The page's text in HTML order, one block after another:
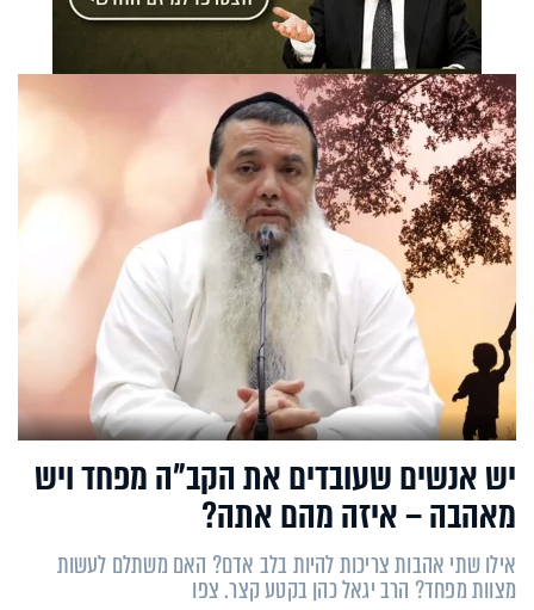
יש אנשים שעובדים את הקב"ה מפחד ויש
מאהבה – איזה מהם אתה?
אילו שתי אהבות צריכות להיות בלב אדם? האם משתלם לעשות
מצוות מפחד? הרב יגאל כהן בקטע קצר. צפו